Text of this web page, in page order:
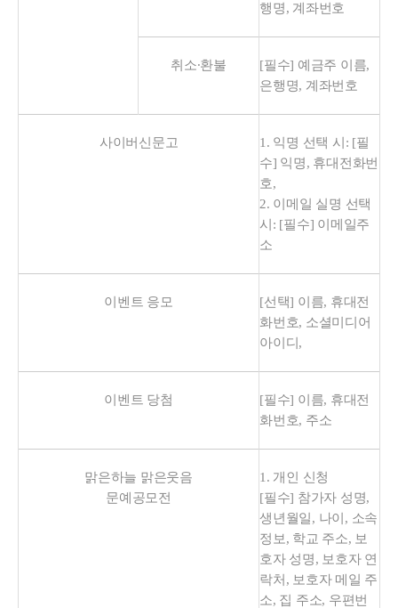
행명, 계좌번호
취소∙환불
[필수] 예금주 이름,
은행명, 계좌번호
사이버신문고
1. 익명 선택 시: [필
수] 익명, 휴대전화번
호,
2. 이메일 실명 선택
시: [필수] 이메일주
소
이벤트 응모
[선택] 이름, 휴대전
화번호, 소셜미디어
아이디,
이벤트 당첨
[필수] 이름, 휴대전
화번호, 주소
맑은하늘 맑은웃음
문예공모전
1. 개인 신청
[필수] 참가자 성명,
생년월일, 나이, 소속
정보, 학교 주소, 보
호자 성명, 보호자 연
락처, 보호자 메일 주
소, 집 주소, 우편번